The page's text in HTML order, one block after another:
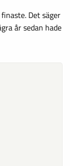
Det säger
år sedan hade